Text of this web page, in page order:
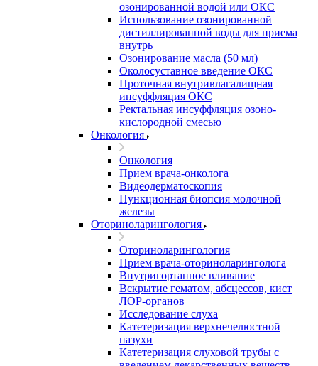
озонированной водой или ОКС
Использование озонированной
дистиллированной воды для приема
внутрь
Озонирование масла (50 мл)
Околосуставное введение ОКС
Проточная внутривлагалищная
инсуффляция ОКС
Ректальная инсуффляция озоно-
кислородной смесью
Онкология
Онкология
Прием врача-онколога
Видеодерматоскопия
Пункционная биопсия молочной
железы
Оториноларингология
Оториноларингология
Прием врача-оториноларинголога
Внутригортанное вливание
Вскрытие гематом, абсцессов, кист
ЛОР-органов
Исследование слуха
Катетеризация верхнечелюстной
пазухи
Катетеризация слуховой трубы с